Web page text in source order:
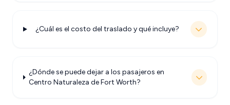
¿Cuál es el costo del traslado y qué incluye?
¿Dónde se puede dejar a los pasajeros en
Centro Naturaleza de Fort Worth?